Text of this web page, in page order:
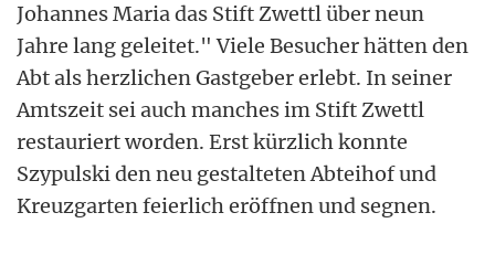
Johannes Maria das Stift Zwettl über neun
Jahre lang geleitet." Viele Besucher hätten den
Abt als herzlichen Gastgeber erlebt. In seiner
Amtszeit sei auch manches im Stift Zwettl
restauriert worden. Erst kürzlich konnte
Szypulski den neu gestalteten Abteihof und
Kreuzgarten feierlich eröffnen und segnen.